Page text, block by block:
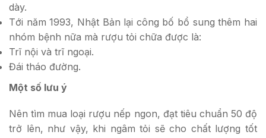
dày.
Tới năm 1993, Nhật Bản lại công bố bổ sung thêm hai
nhóm bệnh nữa mà rượu tỏi chữa được là:
Trĩ nội và trĩ ngoại.
Đái tháo đường.
Một số lưu ý
Nên tìm mua loại rượu nếp ngon, đạt tiêu chuẩn 50 độ
trở lên, như vậy, khi ngâm tỏi sẽ cho chất lượng tốt